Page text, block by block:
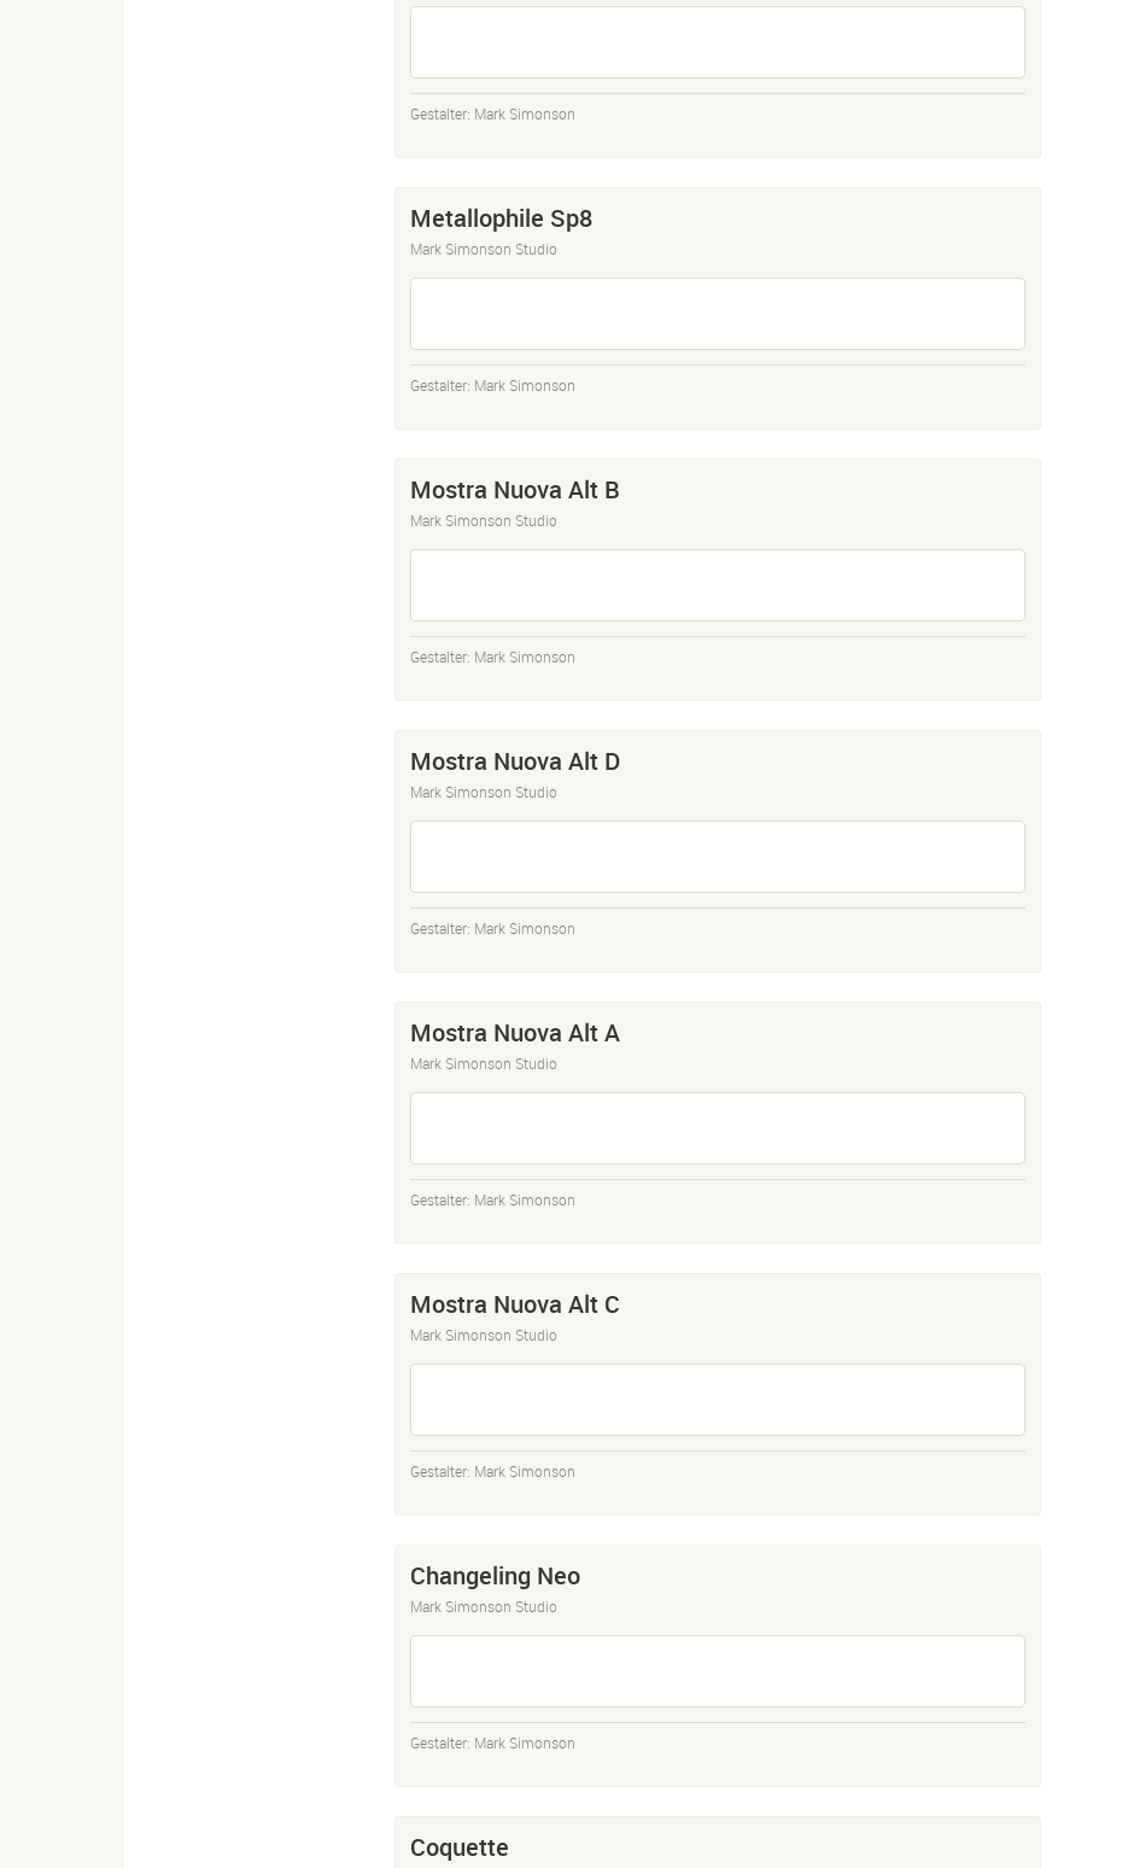
Gestalter: Mark Simonson
Metallophile Sp8
Mark Simonson Studio
Gestalter: Mark Simonson
Mostra Nuova Alt B
Mark Simonson Studio
Gestalter: Mark Simonson
Mostra Nuova Alt D
Mark Simonson Studio
Gestalter: Mark Simonson
Mostra Nuova Alt A
Mark Simonson Studio
Gestalter: Mark Simonson
Mostra Nuova Alt C
Mark Simonson Studio
Gestalter: Mark Simonson
Changeling Neo
Mark Simonson Studio
Gestalter: Mark Simonson
Coquette